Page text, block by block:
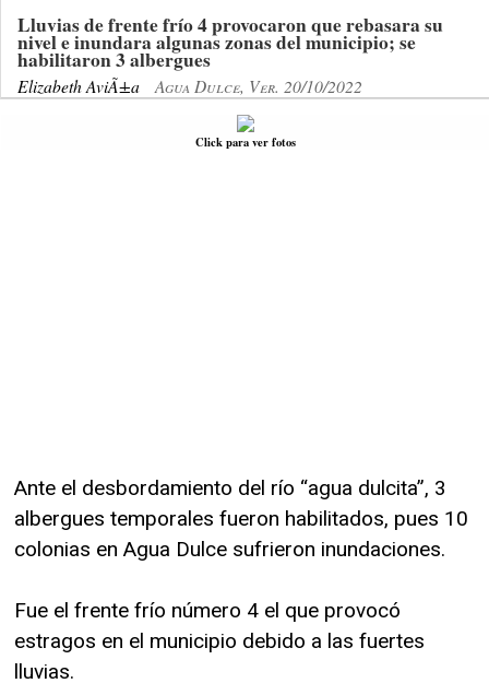
Lluvias de frente frío 4 provocaron que rebasara su
nivel e inundara algunas zonas del municipio; se
habilitaron 3 albergues
Elizabeth AviÃ±a Agua Dulce, Ver. 20/10/2022
Click para ver fotos
Ante el desbordamiento del río “agua dulcita”, 3
albergues temporales fueron habilitados, pues 10
colonias en Agua Dulce sufrieron inundaciones.
Fue el frente frío número 4 el que provocó
estragos en el municipio debido a las fuertes
lluvias.